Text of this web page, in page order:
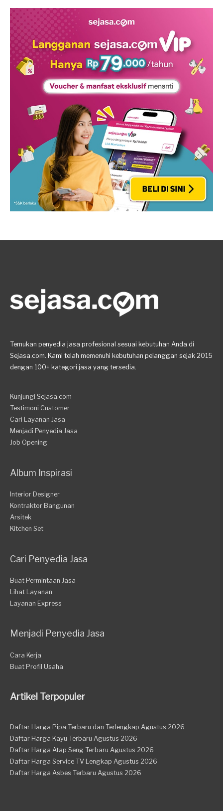
Temukan penyedia jasa profesional sesuai kebutuhan Anda di
Sejasa.com. Kami telah memenuhi kebutuhan pelanggan sejak 2015
dengan 100+ kategori jasa yang tersedia.
Kunjungi Sejasa.com
Testimoni Customer
Cari Layanan Jasa
Menjadi Penyedia Jasa
Job Opening
Album Inspirasi
Interior Designer
Kontraktor Bangunan
Arsitek
Kitchen Set
Cari Penyedia Jasa
Buat Permintaan Jasa
Lihat Layanan
Layanan Express
Menjadi Penyedia Jasa
Cara Kerja
Buat Profil Usaha
Artikel Terpopuler
Daftar Harga Pipa Terbaru dan Terlengkap Agustus 2026
Daftar Harga Kayu Terbaru Agustus 2026
Daftar Harga Atap Seng Terbaru Agustus 2026
Daftar Harga Service TV Lengkap Agustus 2026
Daftar Harga Asbes Terbaru Agustus 2026